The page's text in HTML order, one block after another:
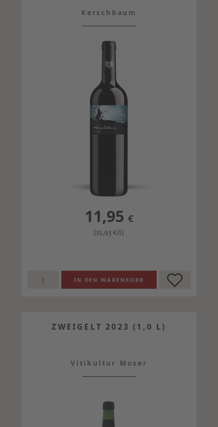
Kerschbaum
11,95 €
[15,93€/l]
ZWEIGELT 2023 (1,0 L)
Vitikultur Moser